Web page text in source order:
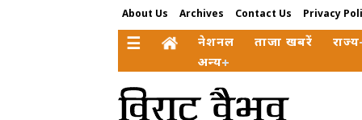
About Us Archives Contact Us Privacy
☰ नेशनल ताजा खबरें राज्य
अन्य